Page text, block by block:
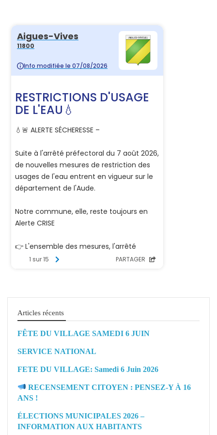
Articles récents
FÊTE DU VILLAGE SAMEDI 6 JUIN
SERVICE NATIONAL
FETE DU VILLAGE: Samedi 6 Juin 2026
RECENSEMENT CITOYEN : PENSEZ-Y À 16
ANS !
ÉLECTIONS MUNICIPALES 2026 –
INFORMATION AUX HABITANTS